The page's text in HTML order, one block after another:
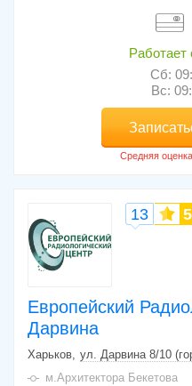
Работает
Сб:
Вс:
Европейский
Дарвина
13
Харьков ул. Дарвина 8/10
м.Архитектора Бекетова